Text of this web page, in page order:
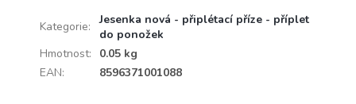
Kategorie:
Jesenka nová - připlétací příze - příplet
do ponožek
Hmotnost:
0.05 kg
EAN: 8596371001088